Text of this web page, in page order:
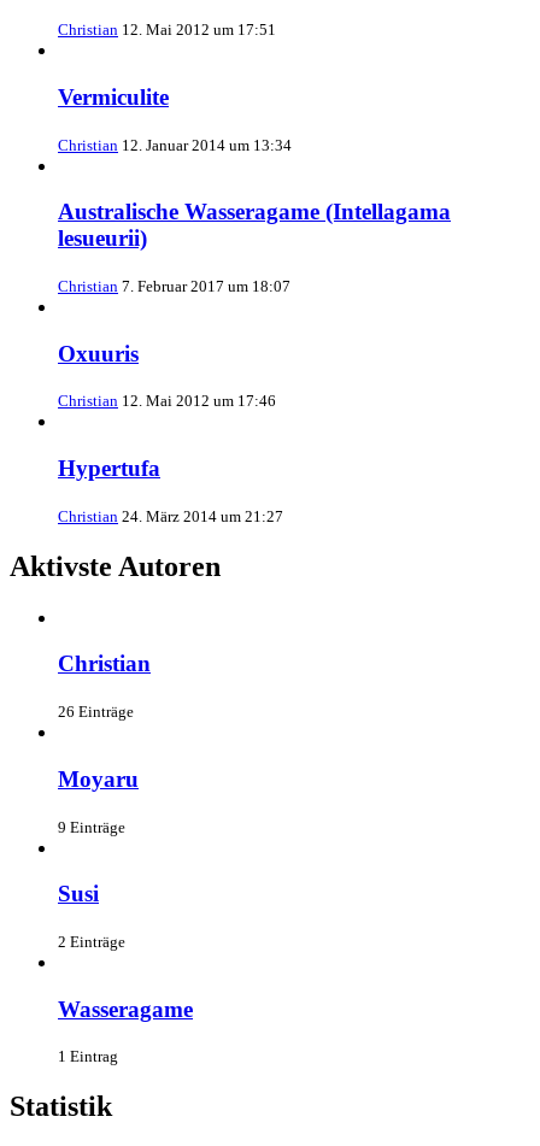
Christian 12. Mai 2012 um 17:51
Vermiculite
Christian 12. Januar 2014 um 13:34
Australische Wasseragame (Intellagama
lesueurii)
Christian 7. Februar 2017 um 18:07
Oxuuris
Christian 12. Mai 2012 um 17:46
Hypertufa
Christian 24. März 2014 um 21:27
Aktivste Autoren
Christian
26 Einträge
Moyaru
9 Einträge
Susi
2 Einträge
Wasseragame
1 Eintrag
Statistik